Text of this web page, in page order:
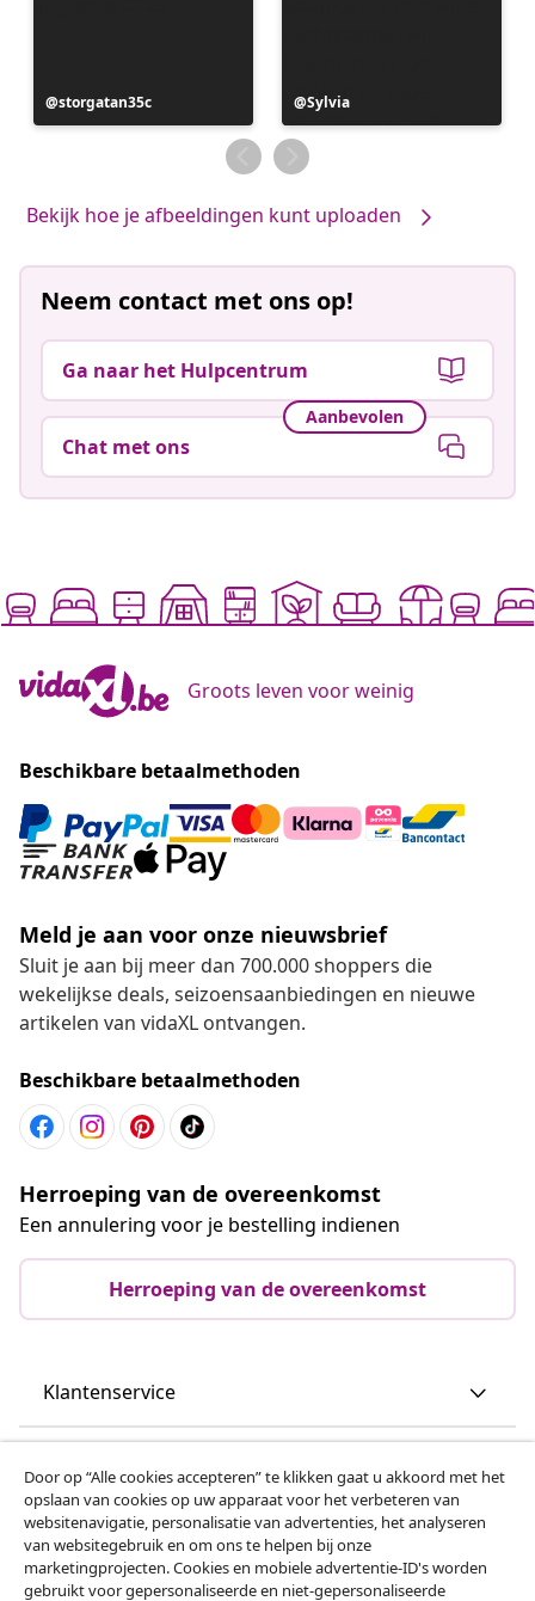
Bericht
gepubliceerd
storgatan35c
Bericht
gepubliceerd
door
Sylvia
Bekijk hoe je afbeeldingen kunt uploaden
Neem contact met ons op!
Ga naar het Hulpcentrum
Aanbevolen
Chat met ons
Groots leven voor weinig
Beschikbare betaalmethoden
Meld je aan voor onze nieuwsbrief
Sluit je aan bij meer dan 700.000 shoppers die
wekelijkse deals, seizoensaanbiedingen en nieuwe
artikelen van vidaXL ontvangen.
Beschikbare betaalmethoden
Herroeping van de overeenkomst
Een annulering voor je bestelling indienen
Herroeping van de overeenkomst
Klantenservice
vidaXL
Door op “Alle cookies accepteren” te klikken gaat u akkoord met het
opslaan van cookies op uw apparaat voor het verbeteren van
websitenavigatie, personalisatie van advertenties, het analyseren
van websitegebruik en om ons te helpen bij onze
marketingprojecten. Cookies en mobiele advertentie-ID's worden
gebruikt voor gepersonaliseerde en niet-gepersonaliseerde